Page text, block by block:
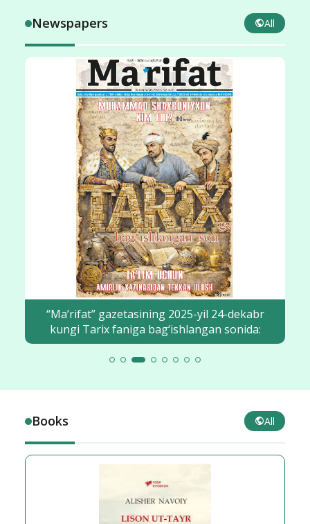
Newspapers All
“Ma’rifat” gazetasining 2025-yil 17-dekabr
kungi sonida:
Books All